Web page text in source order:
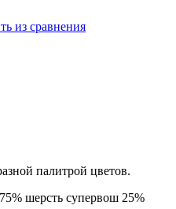
из сравнения
палитрой цветов.
шерсть супервош 25%